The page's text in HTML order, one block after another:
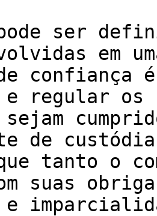
ser
em
confiança
regular os
sejam
de
tanto o
suas
e